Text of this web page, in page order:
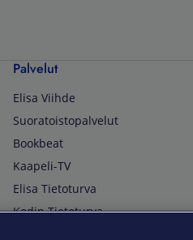
Palvelut
Elisa Viihde
Suoratoistopalvelut
Bookbeat
Kaapeli-TV
Elisa Tietoturva
Kodin Tietoturva